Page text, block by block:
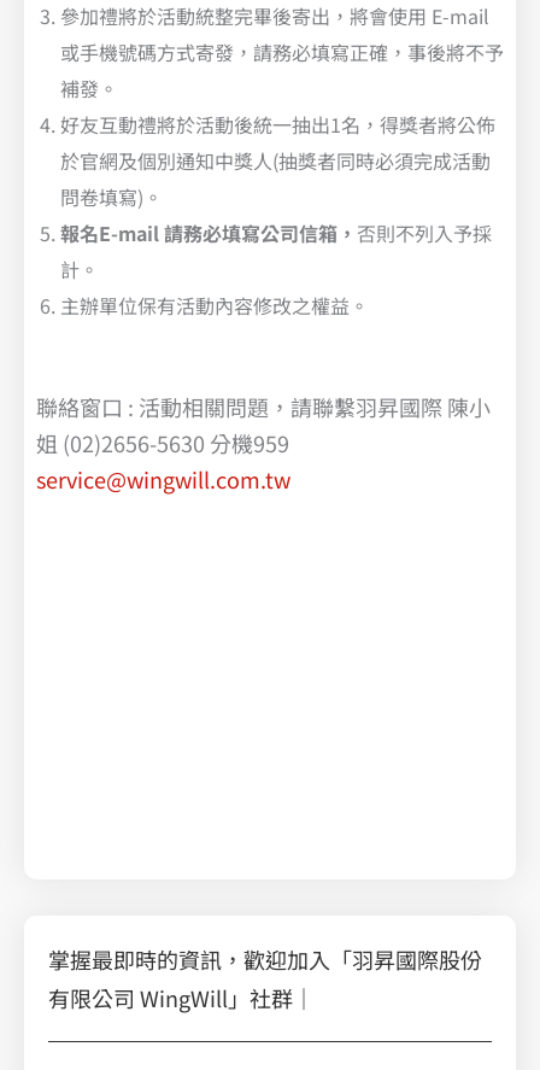
參加禮將於活動統整完畢後寄出，將會使用 E-mail
或手機號碼方式寄發，請務必填寫正確，事後將不予
補發。
好友互動禮將於活動後統一抽出1名，得獎者將公佈
於官網及個別通知中獎人(抽獎者同時必須完成活動
問卷填寫)。
報名E-mail 請務必填寫公司信箱， 否則不列入予採
計。
主辦單位保有活動內容修改之權益。
聯絡窗口 : 活動相關問題，請聯繫羽昇國際 陳小
姐 (02)2656-5630 分機959
service@wingwill.com.tw
掌握最即時的資訊，歡迎加入「羽昇國際股份
有限公司 WingWill」社群｜